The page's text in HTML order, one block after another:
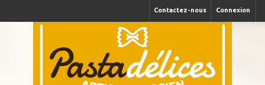
Connexion
Contactez-nous